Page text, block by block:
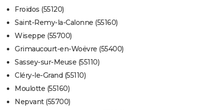
Froidos (55120)
Saint-Remy-la-Calonne (55160)
Wiseppe (55700)
Grimaucourt-en-Woëvre (55400)
Sassey-sur-Meuse (55110)
Cléry-le-Grand (55110)
Moulotte (55160)
Nepvant (55700)